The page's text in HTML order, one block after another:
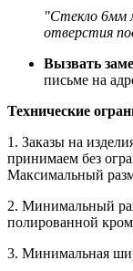
"Стекло 6мм
отверстия
Вызвать
письме на
Технические
1. Заказы на
принимаем без
Максимальный
2. Минимальный
полированной
3. Минимальная